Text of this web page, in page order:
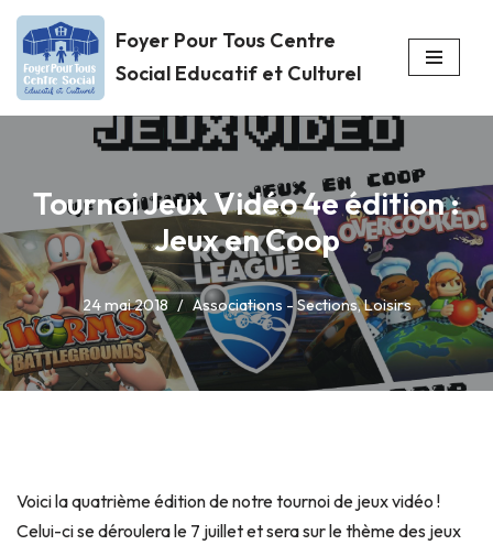
Aller
au
contenu
Foyer Pour Tous Centre
Social Educatif et Culturel
Tournoi Jeux Vidéo 4e édition :
Jeux en Coop
24 mai 2018 Associations - Sections,Loisirs
Voici la quatrième édition de notre tournoi de jeux vidéo !
Celui-ci se déroulera le 7 juillet et sera sur le thème des jeux